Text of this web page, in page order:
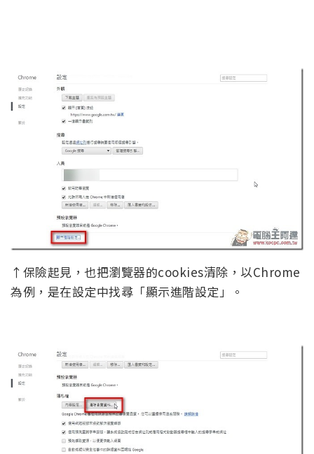
↑保險起見，也把瀏覽器的cookies清除，以Chrome
為例，是在設定中找尋「顯示進階設定」。